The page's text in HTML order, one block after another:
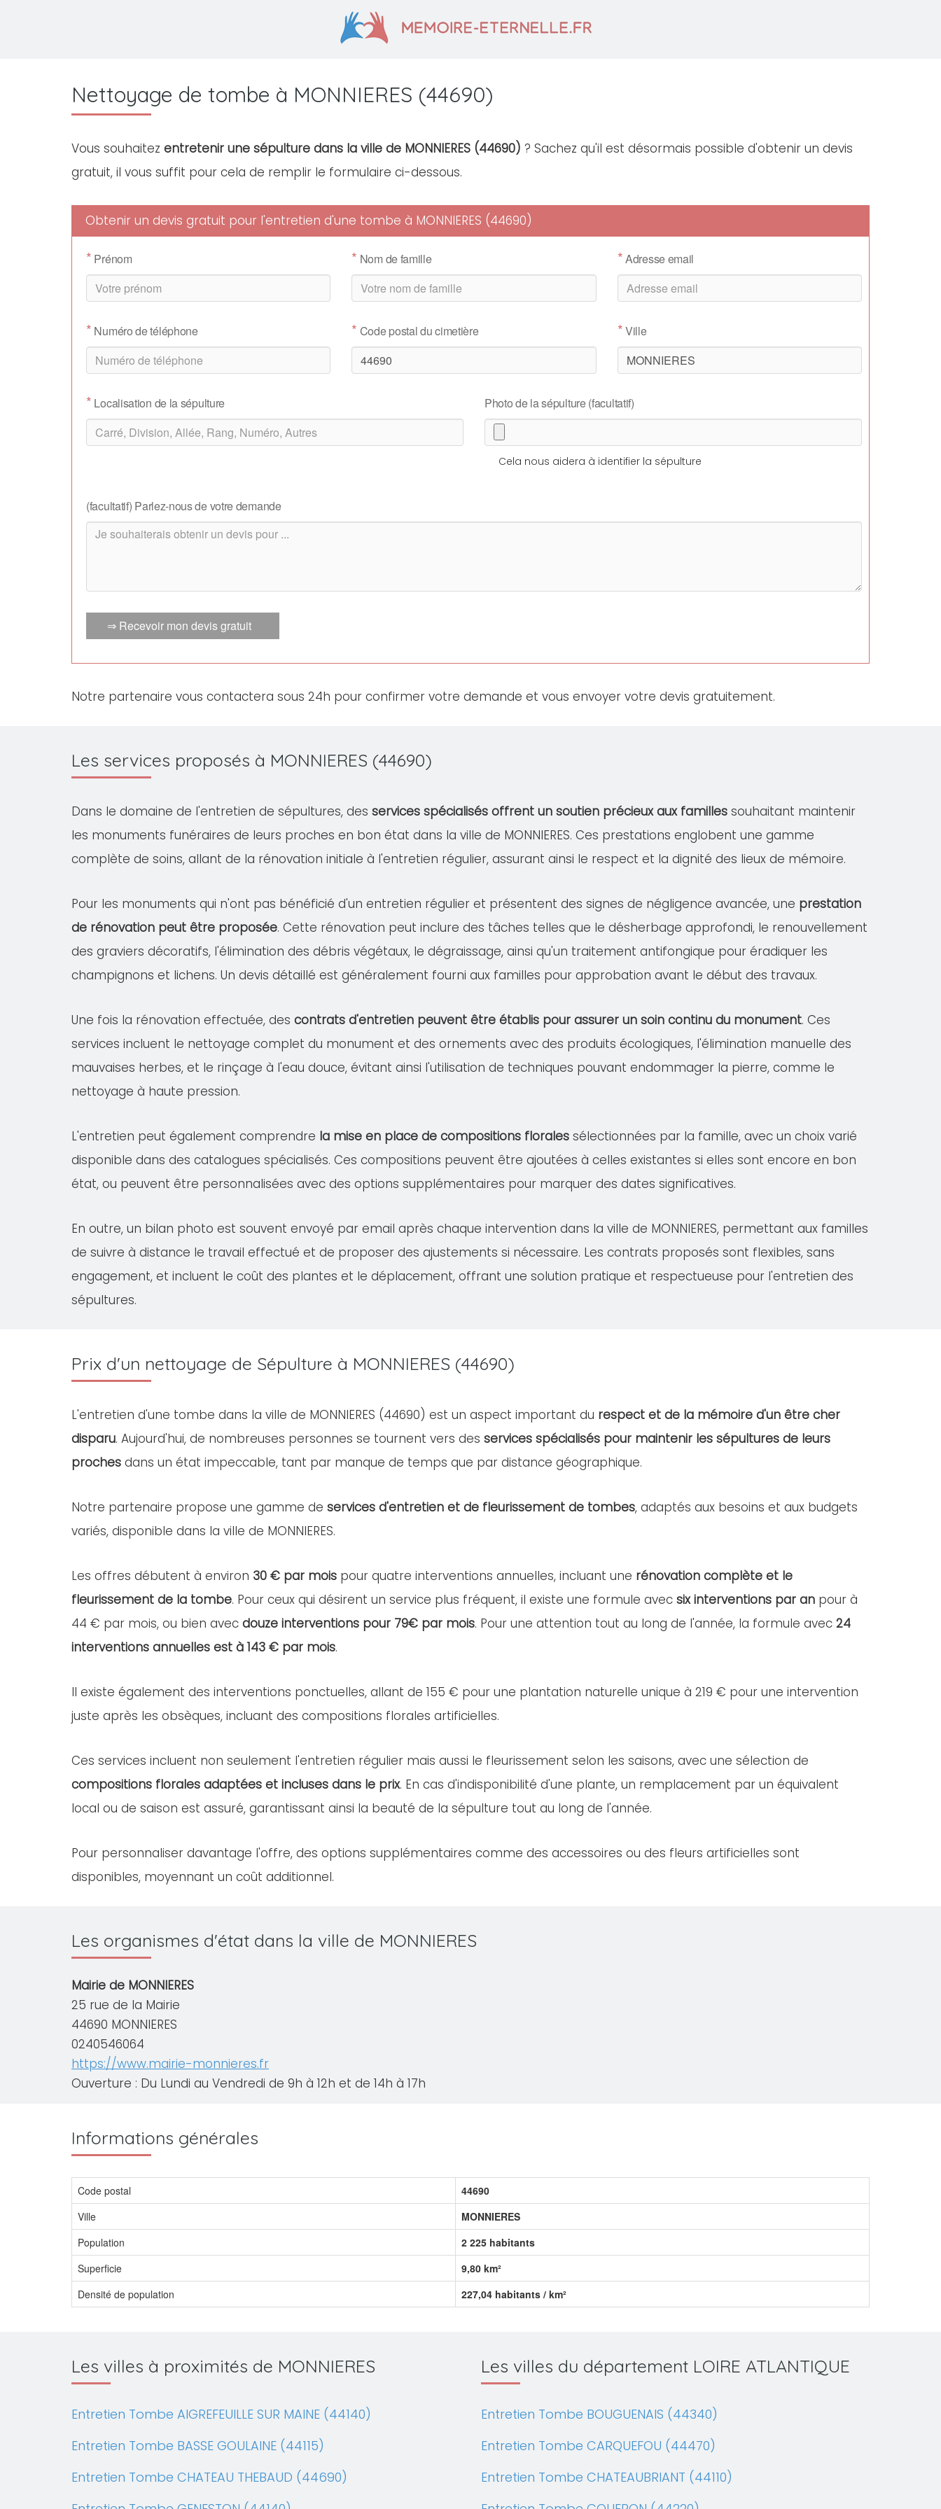
Nettoyage de tombe à MONNIERES (44690)
Vous souhaitez entretenir une sépulture dans la ville de MONNIERES (44690) ? Sachez qu'il est désormais possible d'obtenir un devis
gratuit, il vous suffit pour cela de remplir le formulaire ci-dessous.
Obtenir un devis gratuit pour l'entretien d'une tombe à MONNIERES (44690)
* Prénom * Nom de famille *Adresse email
* Numéro de téléphone * Code postal du cimetière *Ville
* Localisation de la sépulture Photo de la sépulture (facultatif)
Cela nous aidera à identifier la sépulture
(facultatif) Parlez-nous de votre demande
⇒ Recevoir mon devis gratuit
Notre partenaire vous contactera sous 24h pour confirmer votre demande et vous envoyer votre devis gratuitement.
Les services proposés à MONNIERES (44690)
Dans le domaine de l'entretien de sépultures, des services spécialisés offrent un soutien précieux aux familles souhaitant maintenir
les monuments funéraires de leurs proches en bon état dans la ville de MONNIERES. Ces prestations englobent une gamme
complète de soins, allant de la rénovation initiale à l'entretien régulier, assurant ainsi le respect et la dignité des lieux de mémoire.
Pour les monuments qui n'ont pas bénéficié d'un entretien régulier et présentent des signes de négligence avancée, une prestation
de rénovation peut être proposée. Cette rénovation peut inclure des tâches telles que le désherbage approfondi, le renouvellement
des graviers décoratifs, l'élimination des débris végétaux, le dégraissage, ainsi qu'un traitement antifongique pour éradiquer les
champignons et lichens. Un devis détaillé est généralement fourni aux familles pour approbation avant le début des travaux.
Une fois la rénovation effectuée, des contrats d'entretien peuvent être établis pour assurer un soin continu du monument. Ces
services incluent le nettoyage complet du monument et des ornements avec des produits écologiques, l'élimination manuelle des
mauvaises herbes, et le rinçage à l'eau douce, évitant ainsi l'utilisation de techniques pouvant endommager la pierre, comme le
nettoyage à haute pression.
L'entretien peut également comprendre la mise en place de compositions florales sélectionnées par la famille, avec un choix varié
disponible dans des catalogues spécialisés. Ces compositions peuvent être ajoutées à celles existantes si elles sont encore en bon
état, ou peuvent être personnalisées avec des options supplémentaires pour marquer des dates significatives.
En outre, un bilan photo est souvent envoyé par email après chaque intervention dans la ville de MONNIERES, permettant aux familles
de suivre à distance le travail effectué et de proposer des ajustements si nécessaire. Les contrats proposés sont flexibles, sans
engagement, et incluent le coût des plantes et le déplacement, offrant une solution pratique et respectueuse pour l'entretien des
sépultures.
Prix d'un nettoyage de Sépulture à MONNIERES (44690)
L'entretien d'une tombe dans la ville de MONNIERES (44690) est un aspect important du respect et de la mémoire d'un être cher
disparu. Aujourd'hui, de nombreuses personnes se tournent vers des services spécialisés pour maintenir les sépultures de leurs
proches dans un état impeccable, tant par manque de temps que par distance géographique.
Notre partenaire propose une gamme de services d'entretien et de fleurissement de tombes, adaptés aux besoins et aux budgets
variés, disponible dans la ville de MONNIERES.
Les offres débutent à environ 30 € par mois pour quatre interventions annuelles, incluant une rénovation complète et le
fleurissement de la tombe. Pour ceux qui désirent un service plus fréquent, il existe une formule avec six interventions par an pour à
44 € par mois, ou bien avec douze interventions pour 79€ par mois. Pour une attention tout au long de l'année, la formule avec 24
interventions annuelles est à 143 € par mois.
Il existe également des interventions ponctuelles, allant de 155 € pour une plantation naturelle unique à 219 € pour une intervention
juste après les obsèques, incluant des compositions florales artificielles.
Ces services incluent non seulement l'entretien régulier mais aussi le fleurissement selon les saisons, avec une sélection de
compositions florales adaptées et incluses dans le prix. En cas d'indisponibilité d'une plante, un remplacement par un équivalent
local ou de saison est assuré, garantissant ainsi la beauté de la sépulture tout au long de l'année.
Pour personnaliser davantage l'offre, des options supplémentaires comme des accessoires ou des fleurs artificielles sont
disponibles, moyennant un coût additionnel.
Les organismes d'état dans la ville de MONNIERES
Mairie de MONNIERES
25 rue de la Mairie
44690 MONNIERES
0240546064
https://www.mairie-monnieres.fr
Ouverture : Du Lundi au Vendredi de 9h à 12h et de 14h à 17h
Informations générales
Code postal
44690
Ville
MONNIERES
Population
2 225 habitants
Superficie
9,80 km²
Densité de population
227,04 habitants / km²
Les villes à proximités de MONNIERES
Entretien Tombe AIGREFEUILLE SUR MAINE (44140)
Entretien Tombe BASSE GOULAINE (44115)
Entretien Tombe CHATEAU THEBAUD (44690)
Les villes du département LOIRE ATLANTIQUE
Entretien Tombe BOUGUENAIS (44340)
Entretien Tombe CARQUEFOU (44470)
Entretien Tombe CHATEAUBRIANT (44110)